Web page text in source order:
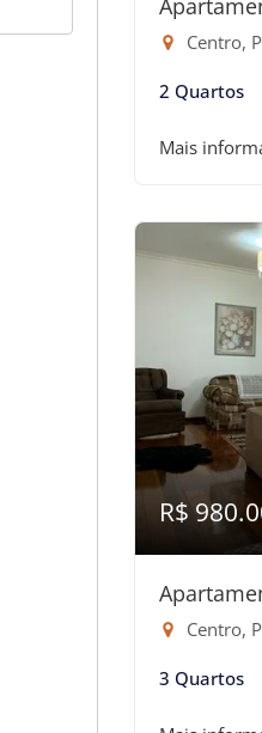
Centro,
2 Quartos
Mais
R$
Centro,
3 Quartos